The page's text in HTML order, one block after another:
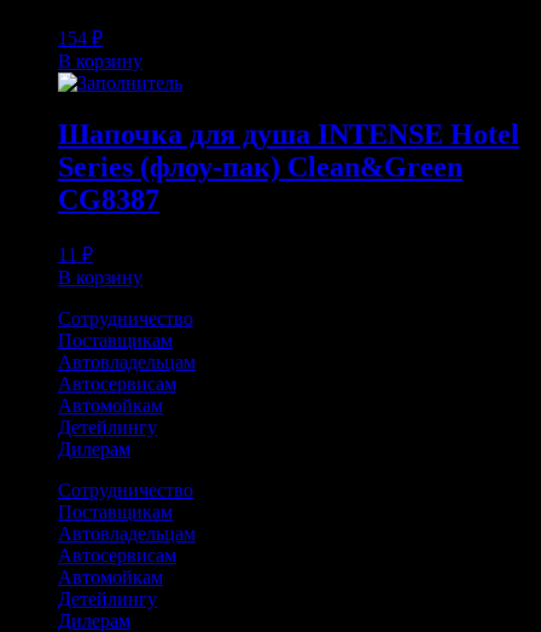
154 ₽
В корзину
Шапочка для душа INTENSE Hotel
Series (флоу-пак) Clean&Green
CG8387
11 ₽
В корзину
Сотрудничество
Поставщикам
Автовладельцам
Автосервисам
Автомойкам
Детейлингу
Дилерам
Сотрудничество
Поставщикам
Автовладельцам
Автосервисам
Автомойкам
Детейлингу
Дилерам